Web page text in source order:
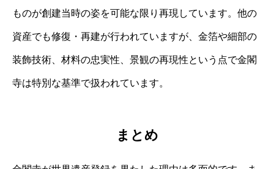
ものが創建当時の姿を可能な限り再現しています。他の
資産でも修復・再建が行われていますが、金箔や細部の
装飾技術、材料の忠実性、景観の再現性という点で金閣
寺は特別な基準で扱われています。
まとめ